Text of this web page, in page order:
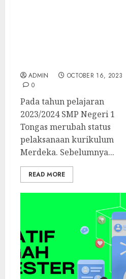
ADMIN
OCTOBER 16, 2023
0
Pada tahun pelajaran
2023/2024 SMP Negeri 1
Tongas merubah status
pelaksanaan kurikulum
Merdeka. Sebelumnya...
READ MORE